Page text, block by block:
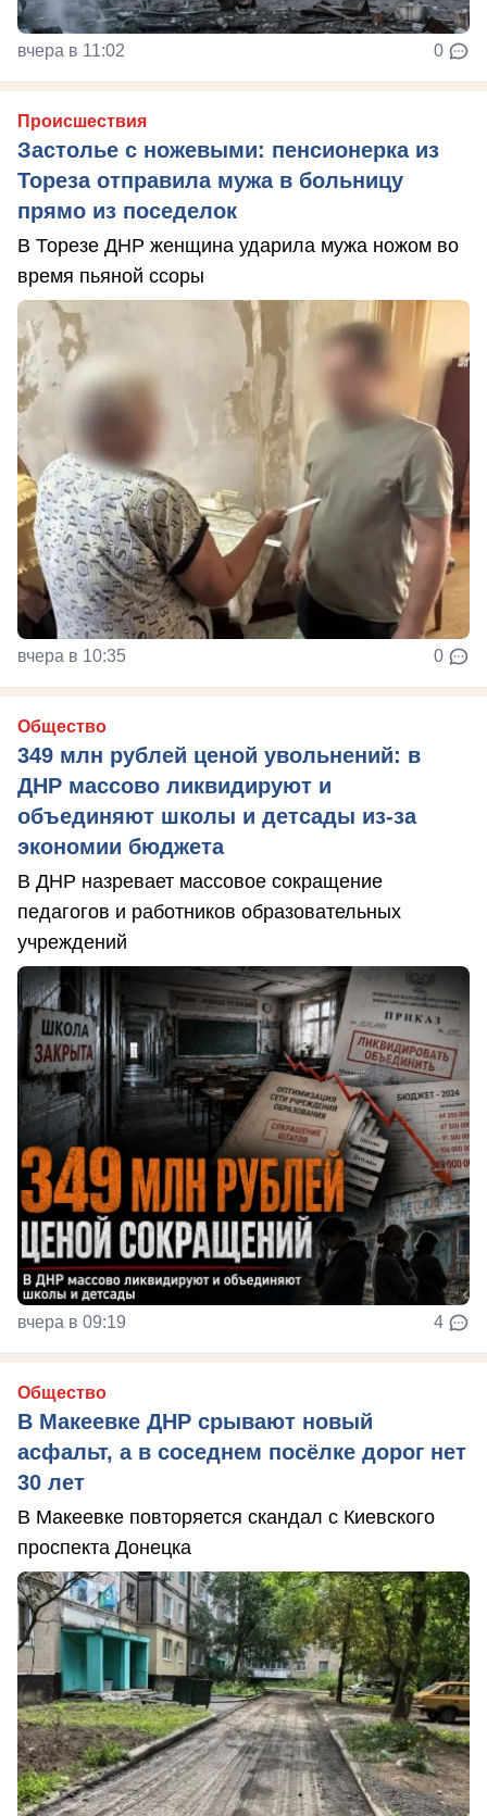
вчера в 11:02 0
Происшествия
Застолье с ножевыми: пенсионерка из
Тореза отправила мужа в больницу
прямо из поседелок
В Торезе ДНР женщина ударила мужа ножом во
время пьяной ссоры
вчера в 10:35 0
Общество
349 млн рублей ценой увольнений: в
ДНР массово ликвидируют и
объединяют школы и детсады из-за
экономии бюджета
В ДНР назревает массовое сокращение
педагогов и работников образовательных
учреждений
вчера в 09:19 4
Общество
В Макеевке ДНР срывают новый
асфальт, а в соседнем посёлке дорог нет
30 лет
В Макеевке повторяется скандал с Киевского
проспекта Донецка